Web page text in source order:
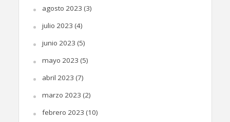
agosto 2023 (3)
julio 2023 (4)
junio 2023 (5)
mayo 2023 (5)
abril 2023 (7)
marzo 2023 (2)
febrero 2023 (10)